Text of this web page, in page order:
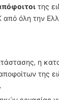
της
από όλη την
η
της